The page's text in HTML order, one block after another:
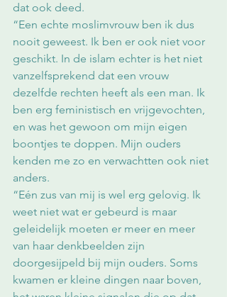
dat ook deed.
“Een echte moslimvrouw ben ik dus
nooit geweest. Ik ben er ook niet voor
geschikt. In de islam echter is het niet
vanzelfsprekend dat een vrouw
dezelfde rechten heeft als een man. Ik
ben erg feministisch en vrijgevochten,
en was het gewoon om mijn eigen
boontjes te doppen. Mijn ouders
kenden me zo en verwachtten ook niet
anders.
“Eén zus van mij is wel erg gelovig. Ik
weet niet wat er gebeurd is maar
geleidelijk moeten er meer en meer
van haar denkbeelden zijn
doorgesijpeld bij mijn ouders. Soms
kwamen er kleine dingen naar boven,